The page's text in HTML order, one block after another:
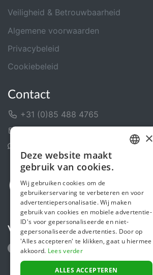
Veiligheid & Betrouwbaarheid
Algemene voorwaarden
Privacybeleid
Cookiebeleid
Contact
+31 (0)85 488 4765
Volg ons
ENGLISH
×
Deze website maakt
gebruik van cookies.
Wij gebruiken cookies om de
gebruikerservaring te verbeteren en voor
advertentiepersonalisatie. Wij maken
gebruik van cookies en mobiele advertentie-
ID's voor gepersonaliseerde en niet-
gepersonaliseerde advertenties. Door op
'Alles accepteren' te klikken, gaat u hiermee
akkoord. Lees verder
ALLES ACCEPTEREN